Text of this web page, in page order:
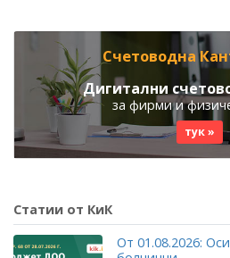
Счетоводна
Дигитални
за фирми и
тук »
Статии от КиК
От 01.08.2026: